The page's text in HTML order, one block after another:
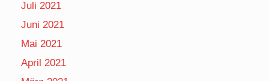
Juli 2021
Juni 2021
Mai 2021
April 2021